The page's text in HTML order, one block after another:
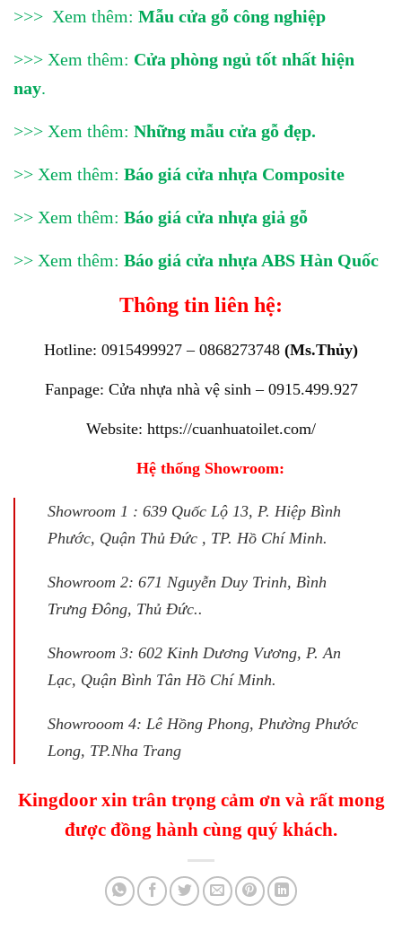
>>> Xem thêm: Mẫu cửa gỗ công nghiệp
>>> Xem thêm: Cửa phòng ngủ tốt nhất hiện
nay.
>>> Xem thêm: Những mẫu cửa gỗ đẹp.
>> Xem thêm: Báo giá cửa nhựa Composite
>> Xem thêm: Báo giá cửa nhựa giả gỗ
>> Xem thêm: Báo giá cửa nhựa ABS Hàn Quốc
Thông tin liên hệ:
Hotline: 0915499927 – 0868273748 (Ms.Thủy)
Fanpage: Cửa nhựa nhà vệ sinh – 0915.499.927
Website: https://cuanhuatoilet.com/
Hệ thống Showroom:
Showroom 1 : 639 Quốc Lộ 13, P. Hiệp Bình
Phước, Quận Thủ Đức , TP. Hồ Chí Minh.
Showroom 2: 671 Nguyễn Duy Trinh, Bình
Trưng Đông, Thủ Đức..
Showroom 3: 602 Kinh Dương Vương, P. An
Lạc, Quận Bình Tân Hồ Chí Minh.
Showrooom 4: Lê Hồng Phong, Phường Phước
Long, TP.Nha Trang
Kingdoor xin trân trọng cảm ơn và rất mong
được đồng hành cùng quý khách.